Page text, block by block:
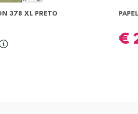
378 XL PRETO
€